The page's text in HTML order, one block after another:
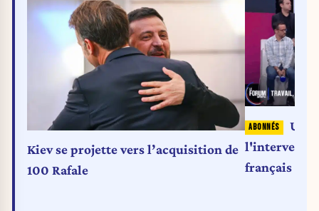
Kiev se projette vers l’acquisition de
100 Rafale
Un
français